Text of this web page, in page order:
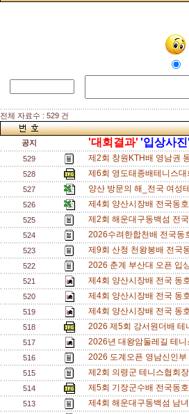
전체 자료수 : 529 건
공지 '대회결과' '입상사진'
529
제2회 창원KTH배 영남권
528
제6회 영도태종배테니스
527
양산 방문의 해_전국 여성
526
제4회 양산시장배 전국동
525
제2회 해운대구동백섬 전
524
2026수려한합천배 전국동
523
제9회 산청 천왕봉배 전국
522
2026 춘계 부산대 오픈 입
521
제4회 양산시장배 전국 동
520
제4회 양산시장배 전국 동
519
제4회 양산시장배 전국 동
518
2026 제5회 강서원더배 테
517
2026년 대왕암둘레길 테
516
2026 도계오픈 영남신인부
515
제2회 의령군 테니스협회
514
제5회 기장군수배 전국동
513
제4회 해운대구동백섬 남